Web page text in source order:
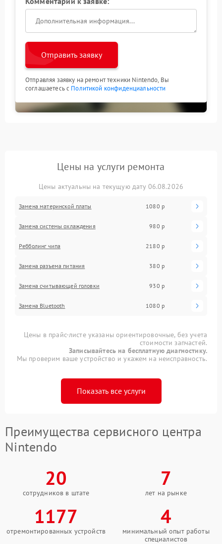
Отправить заявку
Отправляя заявку на ремонт техники Nintendo, Вы
соглашаетесь с Политикой конфиденциальности
Цены на услуги ремонта
Цены актуальны на текущую дату 06.08.2026
Замена материнской платы 1080 р
Замена системы охлаждения 980 р
Ребболинг чипа 2180 р
Замена разъема питания 380 р
Замена считывающей головки 930 р
Замена Bluetooth 1080 р
Цены в прайс-листе указаны ориентировочные, без учета
стоимости запчастей.
Записывайтесь на бесплатную диагностику.
Мы проверим ваше устройство и укажем на неисправность.
Показать все услуги
Преимущества сервисного центра
Nintendo
20
сотрудников в штате
7
лет на рынке
1177
отремонтированных устройств
4
минимальный опыт работы
специалистов